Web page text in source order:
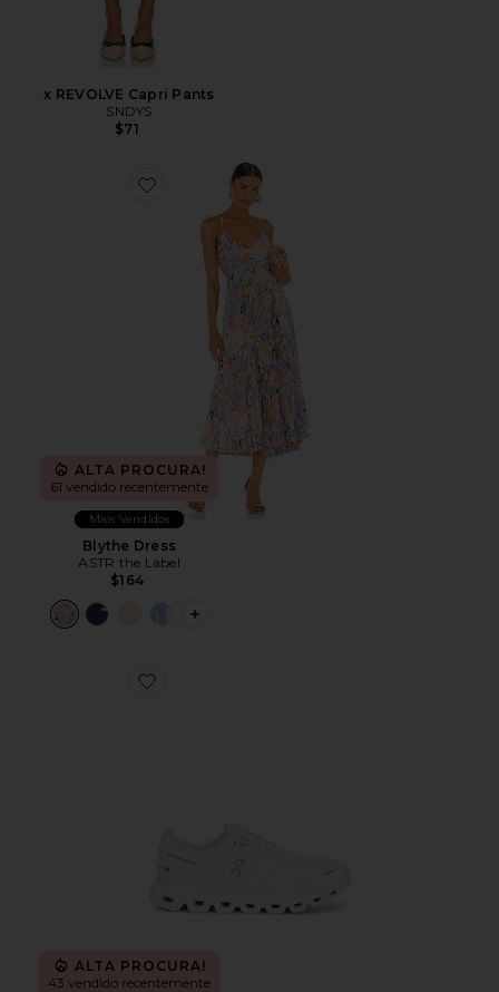
x REVOLVE Capri Pants
SNDYS
$71
Favorite Blythe Dress
ALTA PROCURA!
61 vendido recentemente
Mais Vendidos
Blythe Dress
ASTR the Label
$164
PLUS ICON TO SEE MORE OPTIONS
Favorite Cloud 6 Sneaker
ALTA PROCURA!
43 vendido recentemente